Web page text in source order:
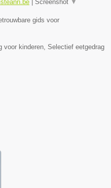
| Screenshot ▼
gids voor
voor kinderen, Selectief eetgedrag